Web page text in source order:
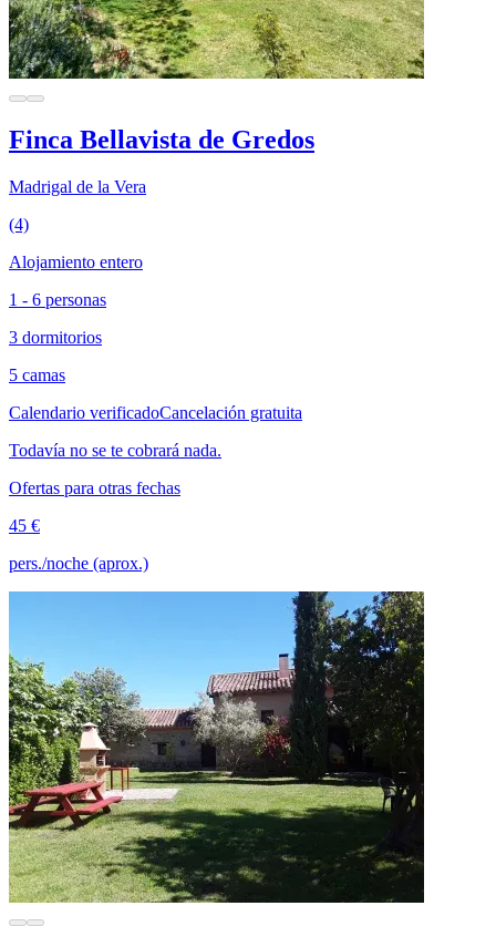
Finca Bellavista de Gredos
Madrigal de la Vera
(4)
Alojamiento entero
1 - 6 personas
3 dormitorios
5 camas
Calendario verificadoCancelación gratuita
Todavía no se te cobrará nada.
Ofertas para otras fechas
45 €
pers./noche (aprox.)